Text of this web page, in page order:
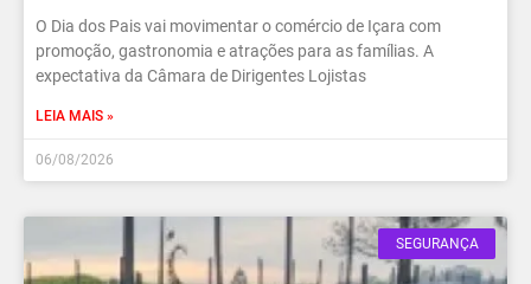
O Dia dos Pais vai movimentar o comércio de Içara com
promoção, gastronomia e atrações para as famílias. A
expectativa da Câmara de Dirigentes Lojistas
LEIA MAIS »
06/08/2026
SEGURANÇA